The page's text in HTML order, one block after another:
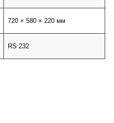
720 × 580 × 220 мм
RS 232